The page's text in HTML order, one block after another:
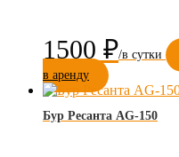
1500 ₽
в аренду
Бур Ресанта AG-150